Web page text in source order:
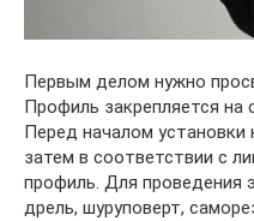
Первым делом нужно
Профиль закрепляется на
Перед началом
затем в соответствии с
профиль. Для проведения
дрель, шуруповерт,